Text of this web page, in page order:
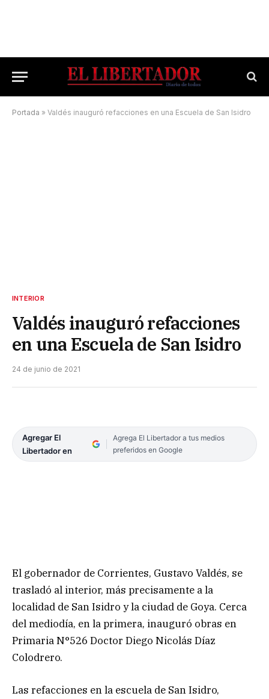
Portada » Valdés inauguró refacciones en una Escuela de San Isidro
INTERIOR
Valdés inauguró refacciones
en una Escuela de San Isidro
24 de junio de 2021
Agregar El
Libertador en
Agrega El Libertador a tus medios
preferidos en Google
El gobernador de Corrientes, Gustavo Valdés, se
trasladó al interior, más precisamente a la
localidad de San Isidro y la ciudad de Goya. Cerca
del mediodía, en la primera, inauguró obras en
Primaria N°526 Doctor Diego Nicolás Díaz
Colodrero.
Las refacciones en la escuela de San Isidro,